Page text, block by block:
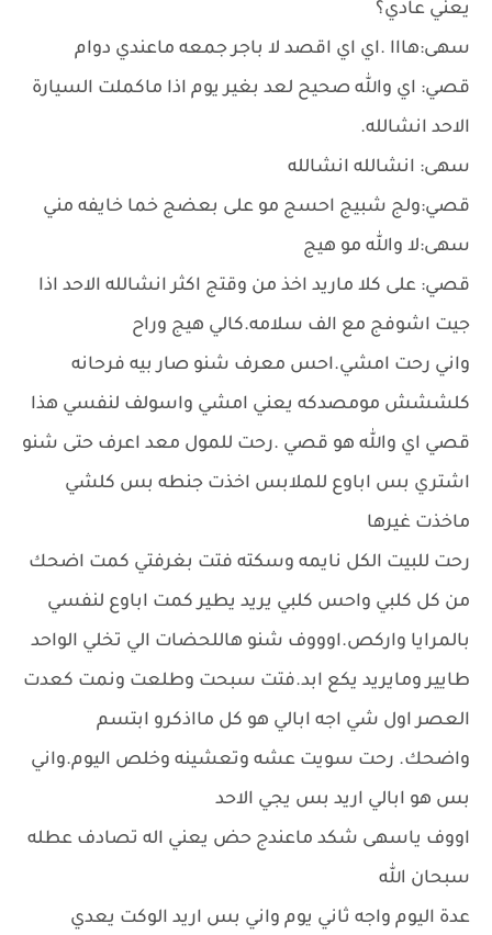
يعني عادي؟
سهى:هااا .اي اي اقصد لا باجر جمعه ماعندي دوام
قصي: اي والله صحيح لعد بغير يوم اذا ماكملت السيارة
الاحد انشالله.
سهى: انشالله انشالله
قصي:ولج شبيج احسج مو على بعضج خما خايفه مني
سهى:لا والله مو هيج
قصي: على كلا ماريد اخذ من وقتج اكثر انشالله الاحد اذا
جيت اشوفج مع الف سلامه.كالي هيج وراح
واني رحت امشي.احس معرف شنو صار بيه فرحانه
كلششش مومصدكه يعني امشي واسولف لنفسي هذا
قصي اي والله هو قصي .رحت للمول معد اعرف حتى شنو
اشتري بس اباوع للملابس اخذت جنطه بس كلشي
ماخذت غيرها
رحت للبيت الكل نايمه وسكته فتت بغرفتي كمت اضحك
من كل كلبي واحس كلبي يريد يطير كمت اباوع لنفسي
بالمرايا واركص.اوووف شنو هاللحضات الي تخلي الواحد
طايير ومايريد يكع ابد.فتت سبحت وطلعت ونمت كعدت
العصر اول شي اجه ابالي هو كل مااذكرو ابتسم
واضحك. رحت سويت عشه وتعشينه وخلص اليوم.واني
بس هو ابالي اريد بس يجي الاحد
اووف ياسهى شكد ماعندج حض يعني اله تصادف عطله
سبحان الله
عدة اليوم واجه ثاني يوم واني بس اريد الوكت يعدي